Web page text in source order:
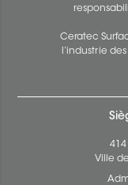
Ceratec
l’industrie
Ville